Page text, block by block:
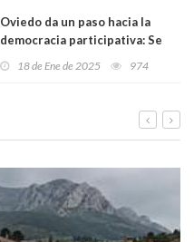
Oviedo da un paso hacia la
democracia participativa: Se
18 de Ene de 2025 974